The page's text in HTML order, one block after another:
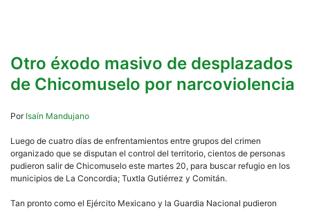
Otro éxodo masivo de desplazados
de Chicomuselo por narcoviolencia
Por Isaín Mandujano
Luego de cuatro días de enfrentamientos entre grupos del crimen
organizado que se disputan el control del territorio, cientos de personas
pudieron salir de Chicomuselo este martes 20, para buscar refugio en los
municipios de La Concordia; Tuxtla Gutiérrez y Comitán.
Tan pronto como el Ejército Mexicano y la Guardia Nacional pudieron